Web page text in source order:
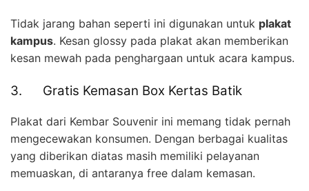
Tidak jarang bahan seperti ini digunakan untuk plakat
kampus. Kesan glossy pada plakat akan memberikan
kesan mewah pada penghargaan untuk acara kampus.
3. Gratis Kemasan Box Kertas Batik
Plakat dari Kembar Souvenir ini memang tidak pernah
mengecewakan konsumen. Dengan berbagai kualitas
yang diberikan diatas masih memiliki pelayanan
memuaskan, di antaranya free dalam kemasan.